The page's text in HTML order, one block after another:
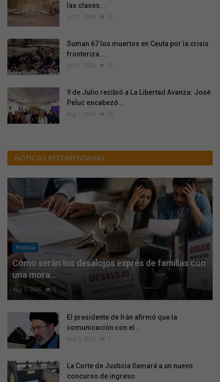
las clases...
Jul 31, 2026 26
Suman 67 los muertos en Ceuta por la crisis
fronteriza...
Jul 31, 2026 25
9 de Julio recibió a La Libertad Avanza: José
Peluc encabezó...
Aug 1, 2026 25
NOTICIAS RECOMENDADAS
Politica
Cómo serán los desalojos exprés de familias con
una mora...
Aug 7, 2026 5
El presidente de Irán afirmó que la
comunicación con el...
Aug 6, 2026 5
La Corte de Justicia llamará a un nuevo
concurso de ingreso